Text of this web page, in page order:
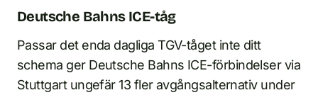
Deutsche Bahns ICE-tåg
Passar det enda dagliga TGV-tåget inte ditt
schema ger Deutsche Bahns ICE-förbindelser via
Stuttgart ungefär 13 fler avgångsalternativ under